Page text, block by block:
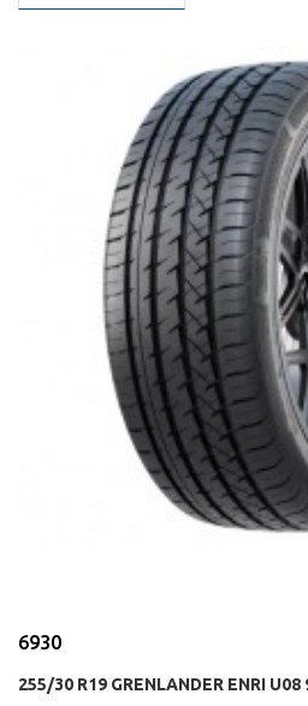
6930
255/30 R19 GRENLANDER ENRI U08